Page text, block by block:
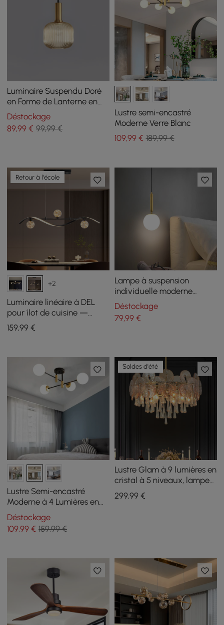
Luminaire Suspendu Doré
en Forme de Lanterne en
Métal
Déstockage
89,99 € 99,99 €
Lustre semi-encastré
Moderne Verre Blanc
109,99€ 189,99 €
Retour à l'école
+2
Luminaire linéaire à DEL
pour îlot de cuisine —
Luminaire noir à 4 lumières
à intensité variable avec
159,99 €
Lampe à suspension
individuelle moderne
Decorica en forme de
globe blanc et doré
Déstockage
79,99€
Lustre Semi-encastré
Moderne à 4 Lumières en
Verre Blanc
Déstockage
109,99 € 159,99 €
Soldes d'été
Lustre Glam à 9 lumières en
cristal à 5 niveaux, lampes
suspendues dorées pour
salon
299,99€